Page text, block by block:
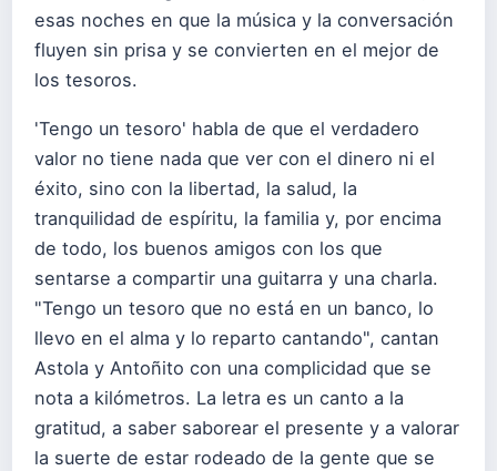
esas noches en que la música y la conversación
fluyen sin prisa y se convierten en el mejor de
los tesoros.
'Tengo un tesoro' habla de que el verdadero
valor no tiene nada que ver con el dinero ni el
éxito, sino con la libertad, la salud, la
tranquilidad de espíritu, la familia y, por encima
de todo, los buenos amigos con los que
sentarse a compartir una guitarra y una charla.
"Tengo un tesoro que no está en un banco, lo
llevo en el alma y lo reparto cantando", cantan
Astola y Antoñito con una complicidad que se
nota a kilómetros. La letra es un canto a la
gratitud, a saber saborear el presente y a valorar
la suerte de estar rodeado de la gente que se